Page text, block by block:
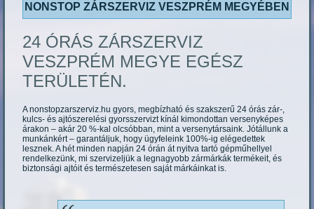
NONSTOP ZÁRSZERVIZ VESZPRÉM MEGYÉBEN
24 ÓRÁS ZÁRSZERVIZ
VESZPRÉM MEGYE EGÉSZ
TERÜLETÉN.
A nonstopzarszerviz.hu gyors, megbízható és szakszerű 24 órás zár-,
kulcs- és ajtószerelési gyorsszervizt kínál kimondottan versenyképes
árakon – akár 20 %-kal olcsóbban, mint a versenytársaink. Jótállunk a
munkánkért – garantáljuk, hogy ügyfeleink 100%-ig elégedettek
lesznek. A hét minden napján 24 órán át nyitva tartó gépműhellyel
rendelkezünk, mi szervizeljük a legnagyobb zármárkák termékeit, és
biztonsági ajtóit és természetesen saját márkáinkat is.